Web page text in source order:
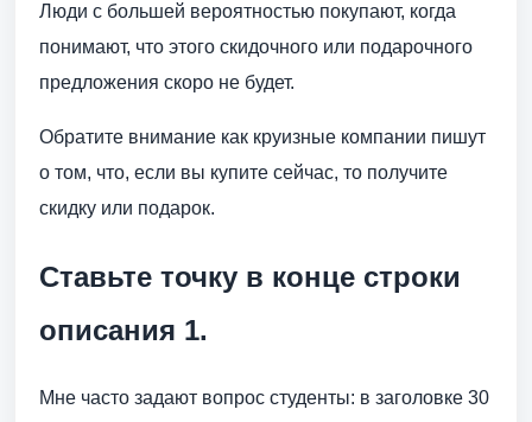
Люди с большей вероятностью покупают, когда
понимают, что этого скидочного или подарочного
предложения скоро не будет.
Обратите внимание как круизные компании пишут
о том, что, если вы купите сейчас, то получите
скидку или подарок.
Ставьте точку в конце строки
описания 1.
Мне часто задают вопрос студенты: в заголовке 30